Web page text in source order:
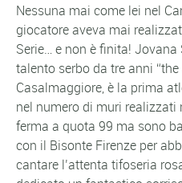
Nessuna mai come lei nel
giocatore aveva mai
Serie… e non è finita!
talento serbo da tre anni
Casalmaggiore, è la prima
nel numero di muri
ferma a quota 99 ma sono
con il Bisonte Firenze per
cantare l’attenta tifoseria